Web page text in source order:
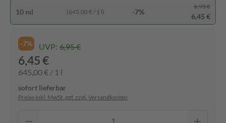
10 ml (645,00 € / 1 l) -7%
6,95 €
6,45 €
-7% UVP: 6,95 €
6,45 €
645,00 € / 1 l
sofort lieferbar
Preise inkl. MwSt. ggf. zzgl. Versandkosten